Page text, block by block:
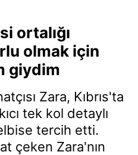
ortalığı
olmak için
giydim
Zara, Kıbrıs'ta
tek kol detaylı
tercih etti.
çeken Zara'nın